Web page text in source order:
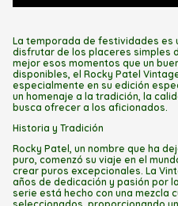
La temporada de festividades
disfrutar de los placeres simples
mejor esos momentos que un
disponibles, el Rocky Patel
especialmente en su edición
un homenaje a la tradición, la
busca ofrecer a los aficionados.
Historia y Tradición
Rocky Patel, un nombre que ha
puro, comenzó su viaje en el
crear puros excepcionales. La
años de dedicación y pasión por
serie está hecho con una mezcla